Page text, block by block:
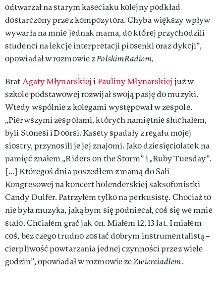
odtwarzał na starym kaseciaku kolejny podkład
dostarczony przez kompozytora. Chyba większy wpływ
wywarła na mnie jednak mama, do której przychodzili
studenci na lekcje interpretacji piosenki oraz dykcji”,
opowiadał w rozmowie zPolskimRadiem,
BratAgaty MłynarskiejiPauliny Młynarskiej już w
szkole podstawowej rozwijał swoją pasję do muzyki.
Wtedy wspólnie z kolegami występował w zespole.
„Pierwszymi zespołami, których namiętnie słuchałem,
byli Stonesi i Doorsi. Kasety spadały z regału mojej
siostry, przynosili je jej znajomi. Jako dziesięciolatek na
pamięć znałem „Riders on the Storm” i „Ruby Tuesday”.
[…] Któregoś dnia poszedłem z mamą do Sali
Kongresowej na koncert holenderskiej saksofonistki
Candy Dulfer. Patrzyłem tylko na perkusistę. Chociaż to
nie była muzyka, jaką bym się podniecał, coś się we mnie
stało. Chciałem grać jak on. Miałem 12, 13 lat. I miałem
coś, bez czego trudno zostać dobrym instrumentalistą –
cierpliwość powtarzania jednej czynności przez wiele
godzin”, opowiadał w rozmowie zeZwierciadłem.